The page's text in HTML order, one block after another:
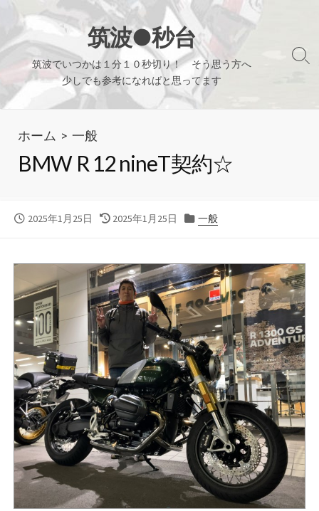
テ
ン
ツ
筑波●秒台
筑波でいつかは１分１０秒切り！ そう思う方へ
少しでも参考になればと思ってます
検
り
ホーム >一般
BMW R 12 nineT契約☆
公
2025年1月25日
最
新
日
2025年1月25日
カ
リ
ー
一般